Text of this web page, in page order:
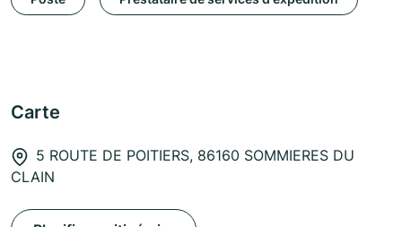
Carte
5 ROUTE DE POITIERS, 86160 SOMMIERES DU
CLAIN